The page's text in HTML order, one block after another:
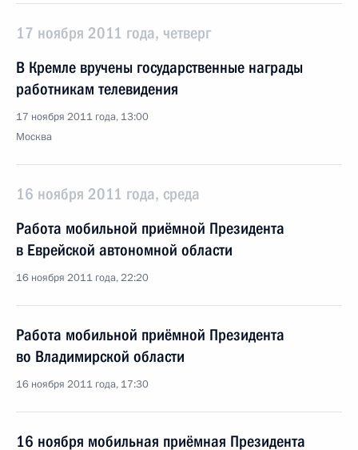
17 ноября 2011 года, четверг
В Кремле вручены государственные награды
работникам телевидения
17 ноября 2011 года, 13:00
Москва
16 ноября 2011 года, среда
Работа мобильной приёмной Президента
в Еврейской автономной области
16 ноября 2011 года, 22:20
Работа мобильной приёмной Президента
во Владимирской области
16 ноября 2011 года, 17:30
16 ноября мобильная приёмная Президента